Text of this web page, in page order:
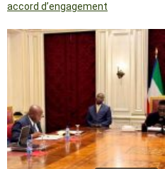
accord d’engagement